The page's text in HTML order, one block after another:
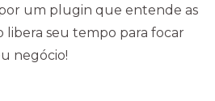
um plugin que entende as
libera seu tempo para focar
negócio!